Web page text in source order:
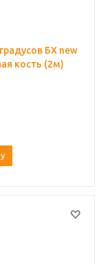
БХ new
кость (2м)